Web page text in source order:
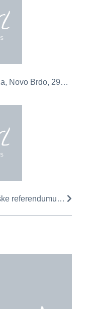
Novo Brdo, 29…
referendumu…